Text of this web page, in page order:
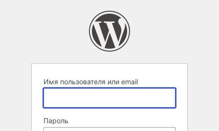
Имя пользователя или email
Пароль